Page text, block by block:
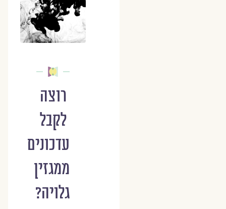
רוצה
לקבל
עדכונים
ממגזין
גלויה?